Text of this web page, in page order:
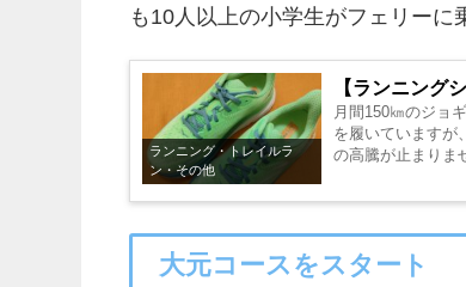
も10人以上の小学生がフェリーに
ランニング・トレイルラ
ン・その他
【ランニング
月間150㎞のジョ
を履いていますが
の高騰が止まりま
大元コースをスタート